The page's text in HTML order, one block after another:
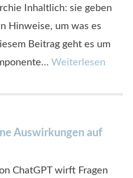
Inhaltlich: sie geben
Hinweise, um was es
Beitrag geht es um
Weiterlesen
Auswirkungen auf
ChatGPT wirft Fragen